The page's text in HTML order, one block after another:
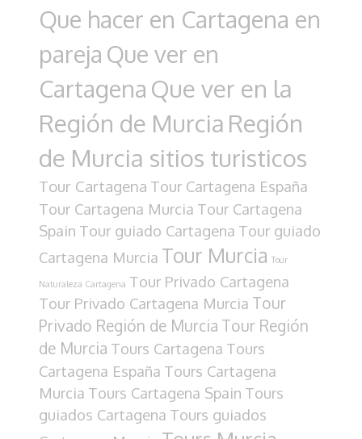
Que hacer en Cartagena en
pareja Que ver en
Cartagena Que ver en la
Región de Murcia Región
de Murcia sitios turisticos
Tour Cartagena Tour Cartagena España
Tour Cartagena Murcia Tour Cartagena
Spain Tour guiado Cartagena Tour guiado
Cartagena Murcia Tour Murcia Tour
Naturaleza Cartagena Tour Privado Cartagena
Tour Privado Cartagena Murcia Tour
Privado Región de Murcia Tour Región
de Murcia Tours Cartagena Tours
Cartagena España Tours Cartagena
Murcia Tours Cartagena Spain Tours
guiados Cartagena Tours guiados